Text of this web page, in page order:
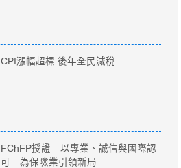
CPI漲幅超標 後年全民減稅
FChFP授證 以專業、誠信與國際認
可 為保險業引領新局